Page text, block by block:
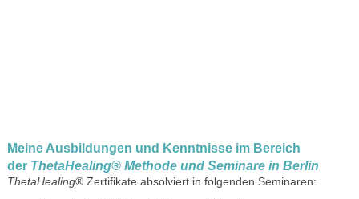
Meine Ausbildungen und Kenntnisse im Bereich
der ThetaHealing® Methode und Seminare in Berlin
ThetaHealing® Zertifikate absolviert in folgenden Seminaren: